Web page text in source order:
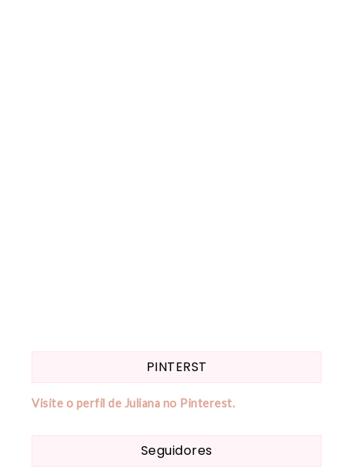
PINTERST
Visite o perfil de Juliana no Pinterest.
Seguidores